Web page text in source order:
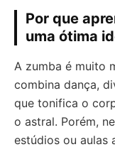
Por que
uma ótima
A zumba é muito
combina dança,
que tonifica o
o astral. Porém,
estúdios ou aulas